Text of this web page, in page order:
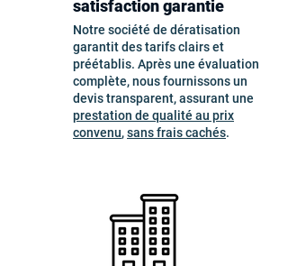
satisfaction garantie
Notre société de dératisation
garantit des tarifs clairs et
préétablis. Après une évaluation
complète, nous fournissons un
devis transparent, assurant une
prestation de qualité au prix
convenu,sans frais cachés.